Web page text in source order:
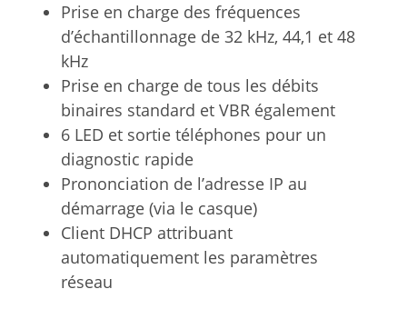
Prise en charge des fréquences
d’échantillonnage de 32 kHz, 44,1 et 48
kHz
Prise en charge de tous les débits
binaires standard et VBR également
6 LED et sortie téléphones pour un
diagnostic rapide
Prononciation de l’adresse IP au
démarrage (via le casque)
Client DHCP attribuant
automatiquement les paramètres
réseau